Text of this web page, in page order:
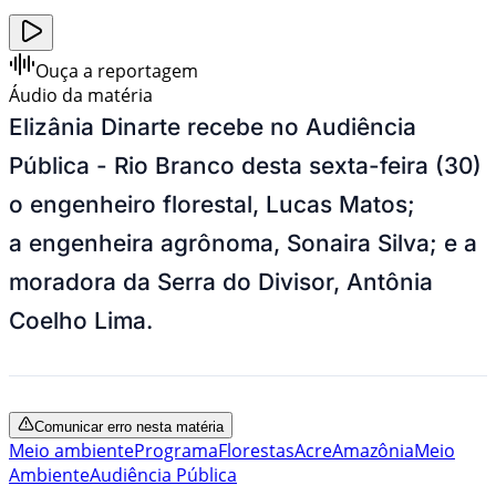
Ouça a reportagem
Áudio da matéria
Elizânia Dinarte recebe no Audiência
Pública - Rio Branco desta sexta-feira (30)
o engenheiro florestal, Lucas Matos;
a engenheira agrônoma, Sonaira Silva; e a
moradora da Serra do Divisor, Antônia
Coelho Lima.
Comunicar erro nesta matéria
Meio ambienteProgramaFlorestasAcreAmazôniaMeio
AmbienteAudiência Pública